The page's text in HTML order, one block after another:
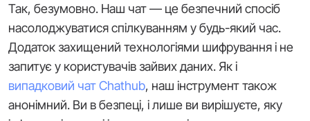
Так, безумовно. Наш чат — це безпечний спосіб
насолоджуватися спілкуванням у будь-який час.
Додаток захищений технологіями шифрування і не
запитує у користувачів зайвих даних. Як і
випадковий чат Chathub, наш інструмент також
анонімний. Ви в безпеці, і лише ви вирішуєте, яку